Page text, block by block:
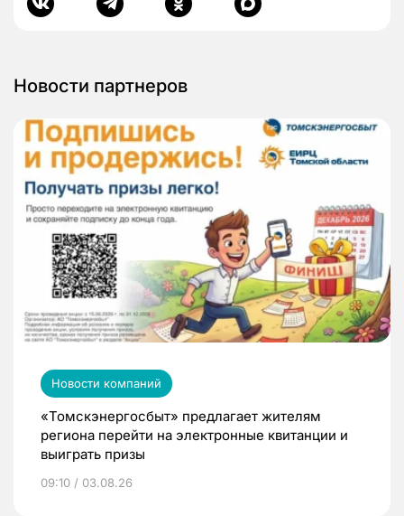
Новости партнеров
Новости компаний
«Томскэнергосбыт» предлагает жителям
региона перейти на электронные квитанции и
выиграть призы
09:10 / 03.08.26